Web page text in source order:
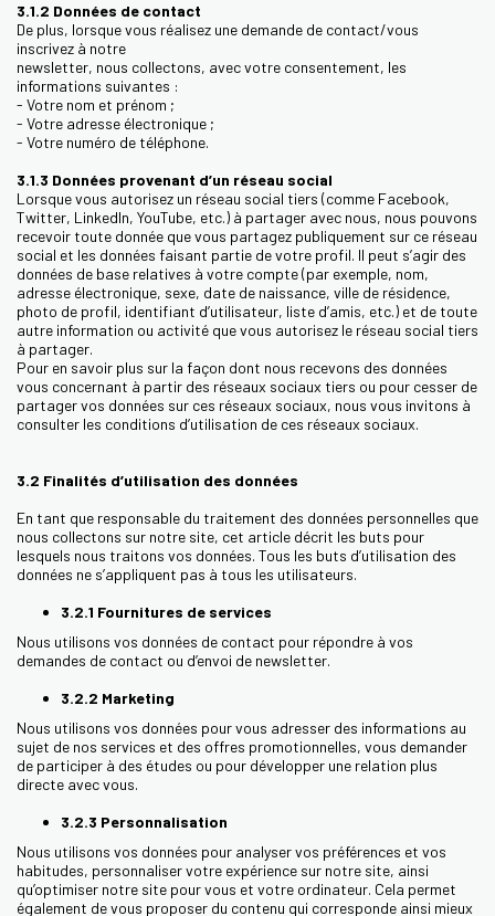
3.1.2 Données de contact
De plus, lorsque vous réalisez une demande de contact/vous
inscrivez à notre
newsletter, nous collectons, avec votre consentement, les
informations suivantes :
- Votre nom et prénom ;
- Votre adresse électronique ;
- Votre numéro de téléphone.
3.1.3 Données provenant d’un réseau social
Lorsque vous autorisez un réseau social tiers (comme Facebook,
Twitter, LinkedIn, YouTube, etc.) à partager avec nous, nous pouvons
recevoir toute donnée que vous partagez publiquement sur ce réseau
social et les données faisant partie de votre profil. Il peut s’agir des
données de base relatives à votre compte (par exemple, nom,
adresse électronique, sexe, date de naissance, ville de résidence,
photo de profil, identifiant d’utilisateur, liste d’amis, etc.) et de toute
autre information ou activité que vous autorisez le réseau social tiers
à partager.
Pour en savoir plus sur la façon dont nous recevons des données
vous concernant à partir des réseaux sociaux tiers ou pour cesser de
partager vos données sur ces réseaux sociaux, nous vous invitons à
consulter les conditions d’utilisation de ces réseaux sociaux.
3.2 Finalités d’utilisation des données
En tant que responsable du traitement des données personnelles que
nous collectons sur notre site, cet article décrit les buts pour
lesquels nous traitons vos données. Tous les buts d’utilisation des
données ne s’appliquent pas à tous les utilisateurs.
3.2.1 Fournitures de services
Nous utilisons vos données de contact pour répondre à vos
demandes de contact ou d’envoi de newsletter.
3.2.2 Marketing
Nous utilisons vos données pour vous adresser des informations au
sujet de nos services et des offres promotionnelles, vous demander
de participer à des études ou pour développer une relation plus
directe avec vous.
3.2.3 Personnalisation
Nous utilisons vos données pour analyser vos préférences et vos
habitudes, personnaliser votre expérience sur notre site, ainsi
qu’optimiser notre site pour vous et votre ordinateur. Cela permet
également de vous proposer du contenu qui corresponde ainsi mieux